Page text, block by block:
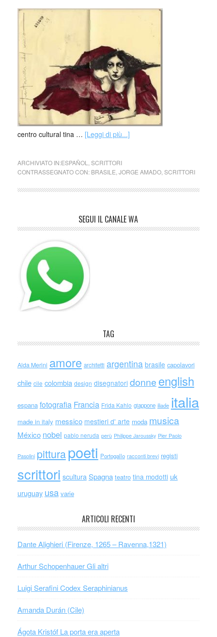
centro cultural tina … [Leggi di più...]
ARCHIVIATO IN:ESPAÑOL
SCRITTORI
CONTRASSEGNATO CON: BRASILE JORGE AMADO, SCRITTORI
SEGUI IL CANALE WA
TAG
Alda Merini amore architetti argentina brasile capolavori
chile cile colombia design disegnatori donne english
espana fotografia Francia Frida Kahlo giappone iliade italia
made in italy messico mestieri d' arte moda musica
México nobel pablo neruda perù Philippe Jaroussky Pier Paolo
Pasolini pitturapoeti Portogallo racconti brevi registi
scrittori scultura Spagna teatro tina modotti uk
uruguay usa varie
ARTICOLI RECENTI
Dante Alighieri (Firenze, 1265 – Ravenna,1321)
Arthur Schopenhauer Gli altri
Luigi Serafini Codex Seraphinianus
Amanda Durán (Cile)
Ágota Kristóf La porta era aperta